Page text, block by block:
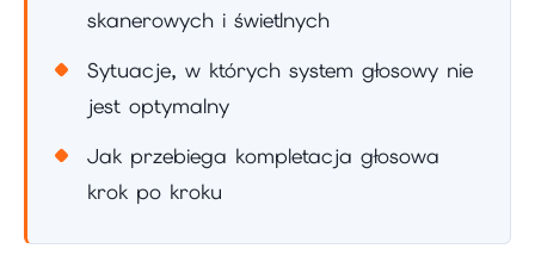
skanerowych i świetlnych
Sytuacje, w których system głosowy nie
jest optymalny
Jak przebiega kompletacja głosowa
krok po kroku